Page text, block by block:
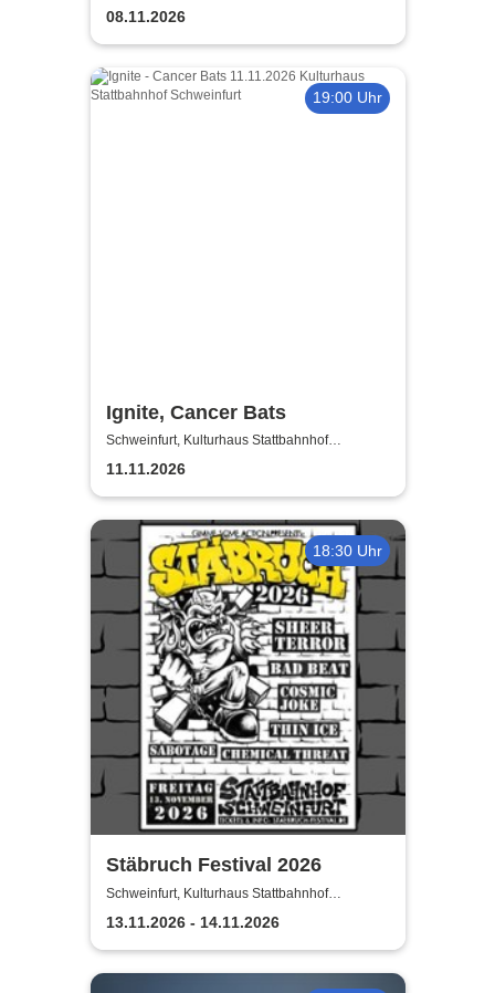
08.11.2026
19:00 Uhr
Ignite, Cancer Bats
Schweinfurt, Kulturhaus Stattbahnhof
Schweinfurt
11.11.2026
18:30 Uhr
Stäbruch Festival 2026
Schweinfurt, Kulturhaus Stattbahnhof
Schweinfurt
13.11.2026 - 14.11.2026